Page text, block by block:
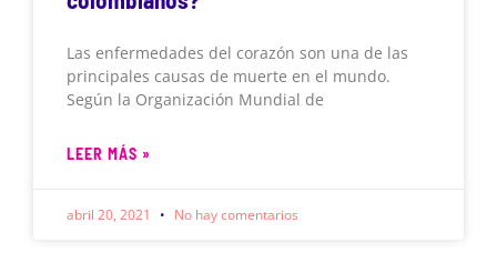
Las enfermedades del corazón son una de las
principales causas de muerte en el mundo.
Según la Organización Mundial de
LEER MÁS »
abril 20, 2021 No hay comentarios